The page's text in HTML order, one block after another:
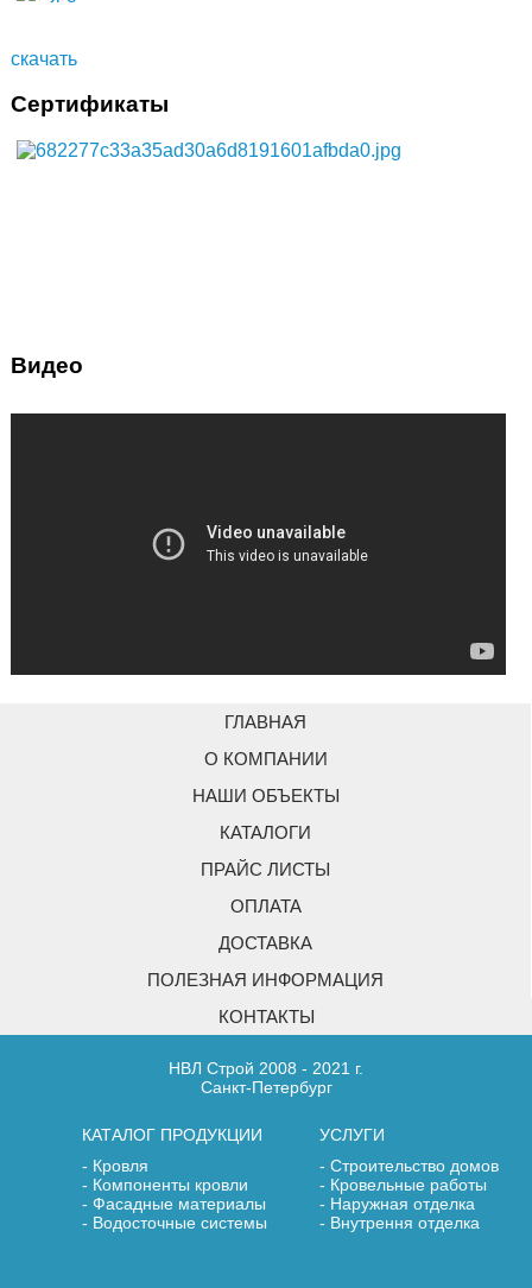
скачать
Сертификаты
Видео
ГЛАВНАЯ
О КОМПАНИИ
НАШИ ОБЪЕКТЫ
КАТАЛОГИ
ПРАЙС ЛИСТЫ
ОПЛАТА
ДОСТАВКА
ПОЛЕЗНАЯ ИНФОРМАЦИЯ
КОНТАКТЫ
НВЛ Строй 2008 - 2021 г.
Санкт-Петербург
КАТАЛОГ ПРОДУКЦИИ
Кровля
Компоненты кровли
Фасадные материалы
Водосточные системы
УСЛУГИ
Строительство домов
Кровельные работы
Наружная отделка
Внутрення отделка